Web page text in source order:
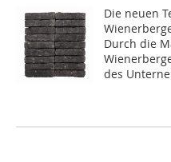
Die neuen
Durch die
des